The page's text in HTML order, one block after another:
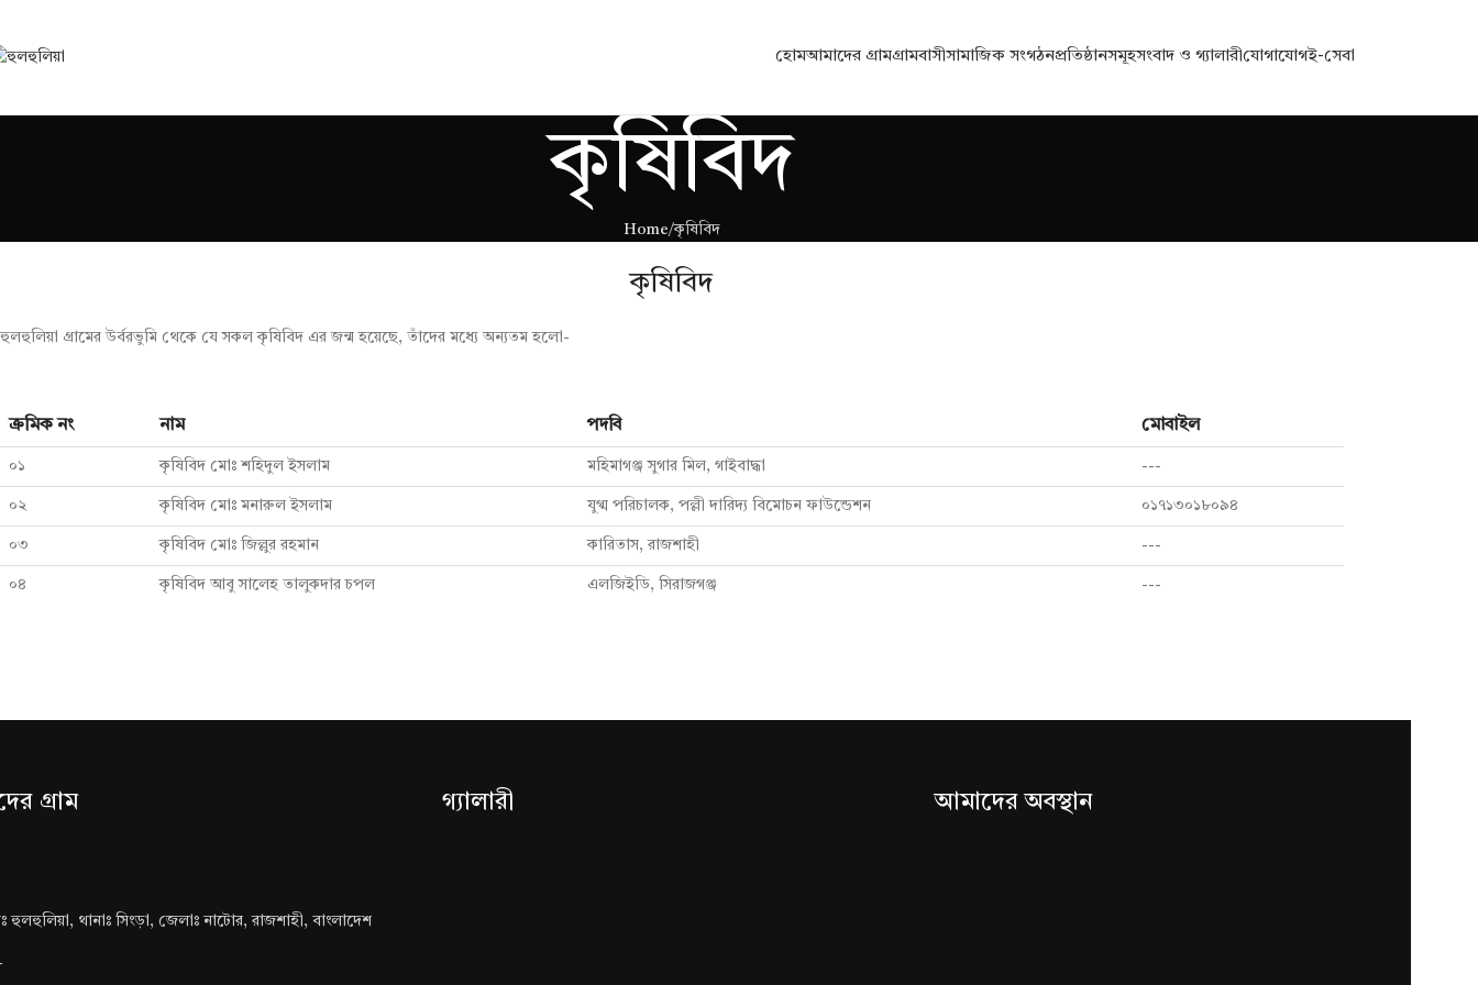
হোমআমাদের গ্রামগ্রামবাসীসামাজিক সংগঠনপ্রতিষ্ঠানসমূহসংবাদ ও গ্যালারীযোগাযোগই-সেবা
কৃষিবিদ
Home কৃষিবিদ
কৃষিবিদ
হুলহুলিয়া গ্রামের উর্বরভুমি থেকে যে সকল কৃষিবিদ এর জন্ম হয়েছে, তাঁদের মধ্যে অন্যতম হলো-
ক্রমিক নং নাম পদবি মোবাইল
০১ কৃষিবিদ মোঃ শহিদুল ইসলাম মহিমাগঞ্জ সুগার মিল, গাইবাদ্ধা ---
০২ কৃষিবিদ মোঃ মনারুল ইসলাম যুগ্ম পরিচালক, পল্লী দারিদ্য বিমোচন ফাউন্ডেশন ০১৭১৩০১৮০৯৪
০৩ কৃষিবিদ মোঃ জিল্লুর রহমান কারিতাস, রাজশাহী ---
০৪ কৃষিবিদ আবু সালেহ তালুকদার চপল এলজিইডি, সিরাজগঞ্জ ---
গ্রাম
হুলহুলিয়া, থানাঃ সিংড়া, জেলাঃ নাটোর, রাজশাহী, বাংলাদেশ
গ্যালারী আমাদের অবস্থান